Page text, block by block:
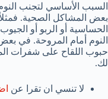
السبب الأساسي لتجنب
بعض المشاكل الصحية.
الحساسية أو الربو أو
النوم أمام المروحة. في
حبوب اللقاح على شفرات
لك.
لا تنسي ان تقرا عن